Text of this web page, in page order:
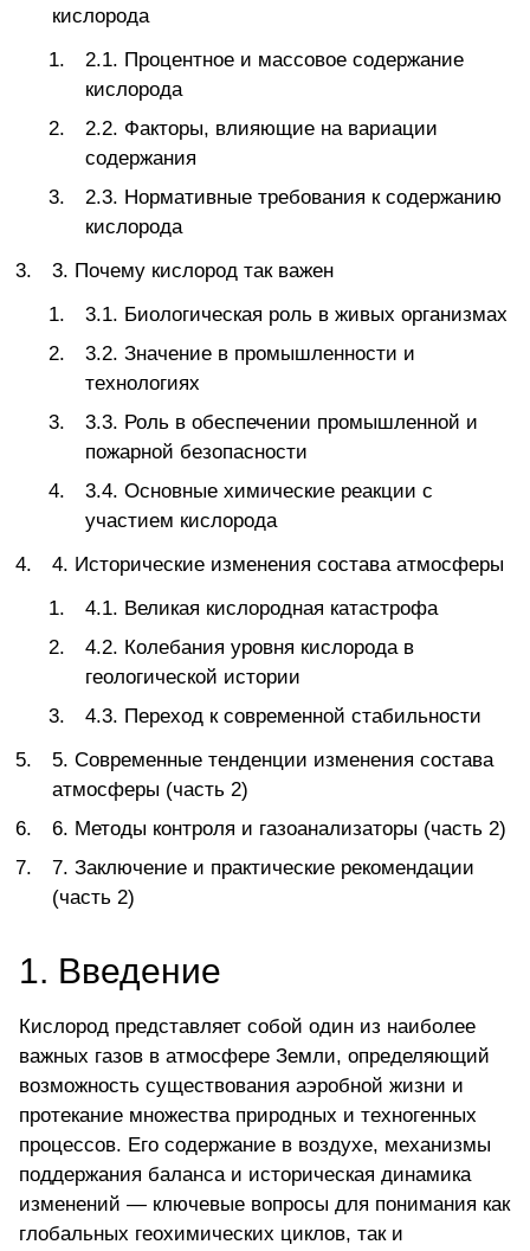
кислорода
2.1. Процентное и массовое содержание
кислорода
2.2. Факторы, влияющие на вариации
содержания
2.3. Нормативные требования к содержанию
кислорода
3. Почему кислород так важен
3.1. Биологическая роль в живых организмах
3.2. Значение в промышленности и
технологиях
3.3. Роль в обеспечении промышленной и
пожарной безопасности
3.4. Основные химические реакции с
участием кислорода
4. Исторические изменения состава атмосферы
4.1. Великая кислородная катастрофа
4.2. Колебания уровня кислорода в
геологической истории
4.3. Переход к современной стабильности
5. Современные тенденции изменения состава
атмосферы (часть 2)
6. Методы контроля и газоанализаторы (часть 2)
7. Заключение и практические рекомендации
(часть 2)
1. Введение
Кислород представляет собой один из наиболее
важных газов в атмосфере Земли, определяющий
возможность существования аэробной жизни и
протекание множества природных и техногенных
процессов. Его содержание в воздухе, механизмы
поддержания баланса и историческая динамика
изменений — ключевые вопросы для понимания как
глобальных геохимических циклов, так и